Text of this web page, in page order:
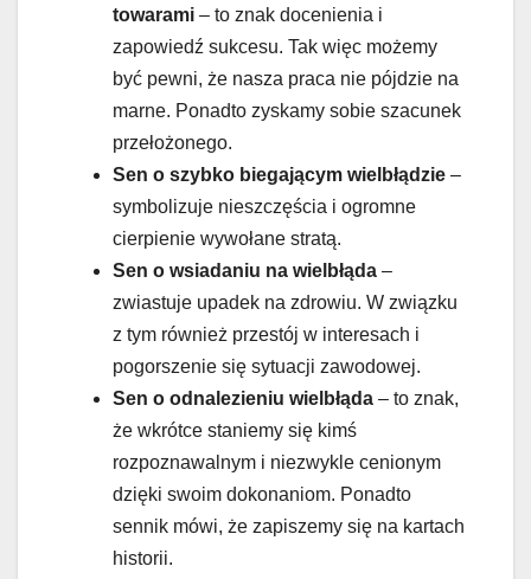
towarami – to znak docenienia i
zapowiedź sukcesu. Tak więc możemy
być pewni, że nasza praca nie pójdzie na
marne. Ponadto zyskamy sobie szacunek
przełożonego.
Sen o szybko biegającym wielbłądzie –
symbolizuje nieszczęścia i ogromne
cierpienie wywołane stratą.
Sen o wsiadaniu na wielbłąda –
zwiastuje upadek na zdrowiu. W związku
z tym również przestój w interesach i
pogorszenie się sytuacji zawodowej.
Sen o odnalezieniu wielbłąda – to znak,
że wkrótce staniemy się kimś
rozpoznawalnym i niezwykle cenionym
dzięki swoim dokonaniom. Ponadto
sennik mówi, że zapiszemy się na kartach
historii.